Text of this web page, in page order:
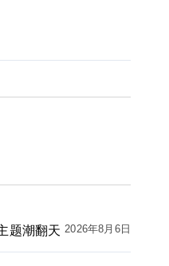
题潮翻天 2026年8月6日